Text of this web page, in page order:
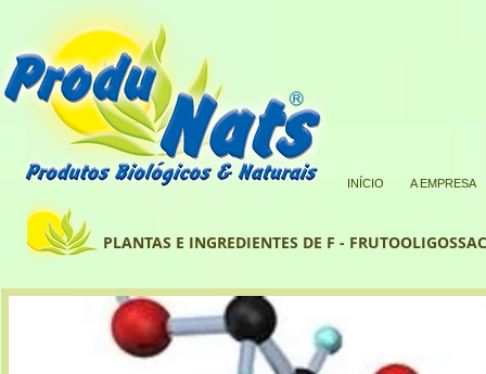
PLANTAS E INGREDIENTES DE F -
INÍCIO A EMPRESA